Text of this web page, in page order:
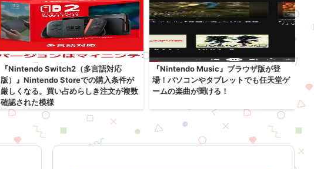
『Nintendo Switch2（多言語対応
版）』Nintendo Storeでの購入条件が
厳しくなる。買い占めらしき注文が複数
確認された模様
『Nintendo Music』ブラウザ版が登
場！パソコンやタブレットでも任天堂ゲ
ームの楽曲が聞ける！
e